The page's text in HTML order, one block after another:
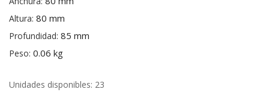
Altura: 80 mm
Profundidad: 85 mm
Peso: 0.06 kg
Unidades disponibles: 23